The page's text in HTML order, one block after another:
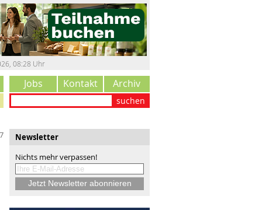
08:29 Uhr
Jobs Kontakt Archiv
suchen
Newsletter
Nichts mehr verpassen!